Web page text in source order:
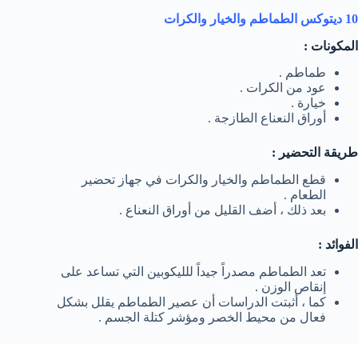
10 ديتوكس الطماطم والخيار والكرات
المكونات :
طماطم .
عود من الكرات .
خيارة .
أوراق النعناع الطازجة .
طريقة التحضير :
قطع الطماطم والخيار والكرات في جهاز تحضير
الطعام .
بعد ذلك ، أضف القليل من أوراق النعناع .
الفوائد :
تعد الطماطم مصدراً جيداً للليكوبين التي تساعد على
إنقاص الوزن .
كما ، أثبتت الدراسات أن عصير الطماطم يقلل بشكل
فعال من محيط الخصر ومؤشر كتلة الجسم .